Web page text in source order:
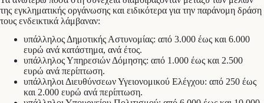
της εγκληματικής οργάνωσης και ειδικότερα για την παράνομη δράση
τους ενδεικτικά λάμβαναν:
υπάλληλος Δημοτικής Αστυνομίας: από 3.000 έως και 6.000
ευρώ ανά κατάστημα, ανά έτος.
υπάλληλος Υπηρεσιών Δόμησης: από 1.000 έως και 2.500
ευρώ ανά περίπτωση.
υπάλληλοι Διευθύνσεων Υγειονομικού Ελέγχου: από 250 έως
και 2.000 ευρώ ανά περίπτωση.